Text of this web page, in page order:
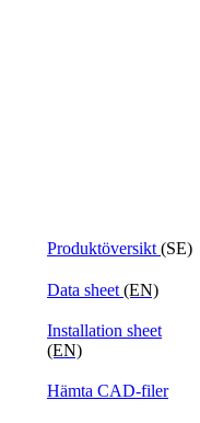
Produktöversikt (SE)
Data sheet (EN)
Installation sheet
(EN)
Hämta CAD-filer